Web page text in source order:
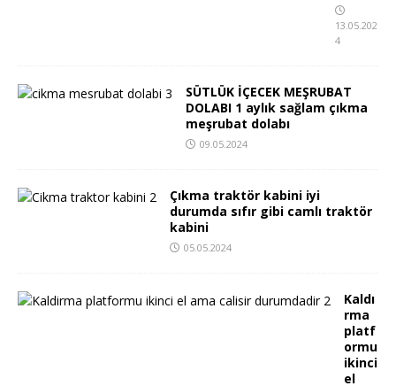
13.05.202
4
SÜTLÜK İÇECEK MEŞRUBAT
DOLABI 1 aylık sağlam çıkma
meşrubat dolabı
09.05.2024
Çıkma traktör kabini iyi
durumda sıfır gibi camlı traktör
kabini
05.05.2024
Kaldı
rma
platf
ormu
ikinci
el